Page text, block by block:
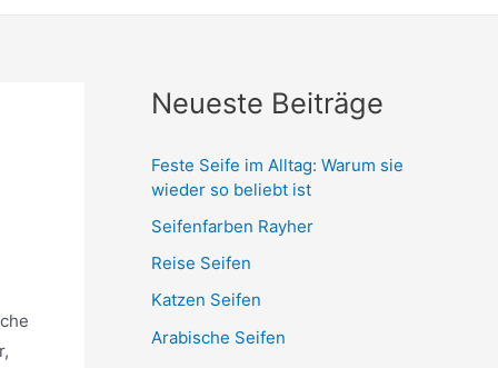
Neueste Beiträge
Feste Seife im Alltag: Warum sie
wieder so beliebt ist
Seifenfarben Rayher
Reise Seifen
Katzen Seifen
Arabische Seifen